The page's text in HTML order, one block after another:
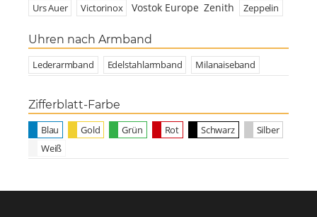
Urs Auer
Victorinox Vostok Europe Zenith Zeppelin
Uhren nach Armband
Lederarmband Edelstahlarmband Milanaiseband
Zifferblatt-Farbe
Blau Gold Grün Rot Schwarz
Silber
Weiß